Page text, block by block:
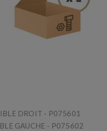
DROIT - P075601
GAUCHE - P075602